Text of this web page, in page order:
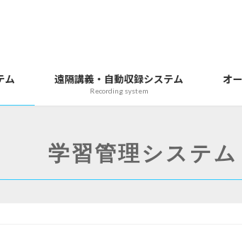
ム 遠隔講義・自動収録システム
Recording system
オ
学習管理システム